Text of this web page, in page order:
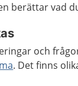
berättar vad
och
. Det finns